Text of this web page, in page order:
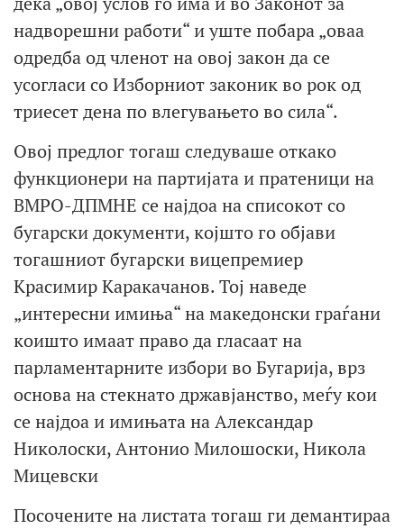
надворешни работи“ и уште побара „оваа
одредба од членот на овој закон да се
усогласи со Изборниот законик во рок од
триесет дена по влегувањето во сила“.
Овој предлог тогаш следуваше откако
функционери на партијата и пратеници на
ВМРО-ДПМНЕ се најдоа на списокот со
бугарски документи, којшто го објави
тогашниот бугарски вицепремиер
Красимир Каракачанов. Тој наведе
„интересни имиња“ на македонски граѓани
коишто имаат право да гласаат на
парламентарните избори во Бугарија, врз
основа на стекнато државјанство, меѓу кои
се најдоа и имињата на Александар
Николоски, Антонио Милошоски, Никола
Мицевски
Посочените на листата тогаш ги демантираа